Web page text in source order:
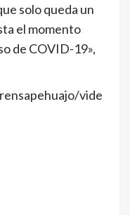
solo queda un
el momento
de COVID-19»,
vide